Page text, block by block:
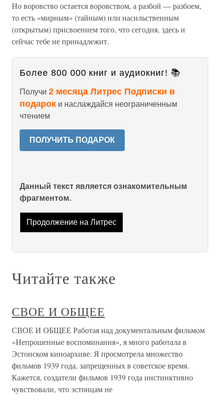
Но воровство остается воровством, а разбой — разбоем,
то есть «мирным» (тайным) или насильственным
(открытым) присвоением того, что сегодня, здесь и
сейчас тебе не принадлежит.
Более 800 000 книг и аудиокниг! 📚
Получи 2 месяца Литрес Подписки в
подарок и наслаждайся неограниченным
чтением
ПОЛУЧИТЬ ПОДАРОК
Данный текст является ознакомительным
фрагментом.
Продолжение на Литрес
Читайте также
СВОЕ И ОБЩЕЕ
СВОЕ И ОБЩЕЕ Работая над документальным фильмом
«Непрошенные воспоминания», я много работала в
Эстонском киноархиве. Я просмотрела множество
фильмов 1939 года, запрещенных в советское время.
Кажется, создатели фильмов 1939 года инстинктивно
чувствовали, что эстонцам не